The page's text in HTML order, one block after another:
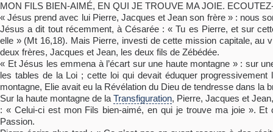
MON FILS BIEN-AIMÉ, EN QUI JE TROUVE MA JOIE.
« Jésus prend avec lui Pierre, Jacques et Jean son frère » : nous
Jésus a dit tout récemment, à Césarée : « Tu es Pierre, et sur
elle » (Mt 16,18). Mais Pierre, investi de cette mission capitale, au
deux frères, Jacques et Jean, les deux fils de Zébédée.
« Et Jésus les emmena à l’écart sur une haute montagne » : sur
les tables de la Loi ; cette loi qui devait éduquer
montagne, Elie avait eu la Révélation du Dieu de tendresse dans
Sur la haute montagne de la Transfiguration, Pierre, Jacques et
: « Celui-ci est mon Fils bien-aimé, en qui je trouve ma joie ».
Passion.